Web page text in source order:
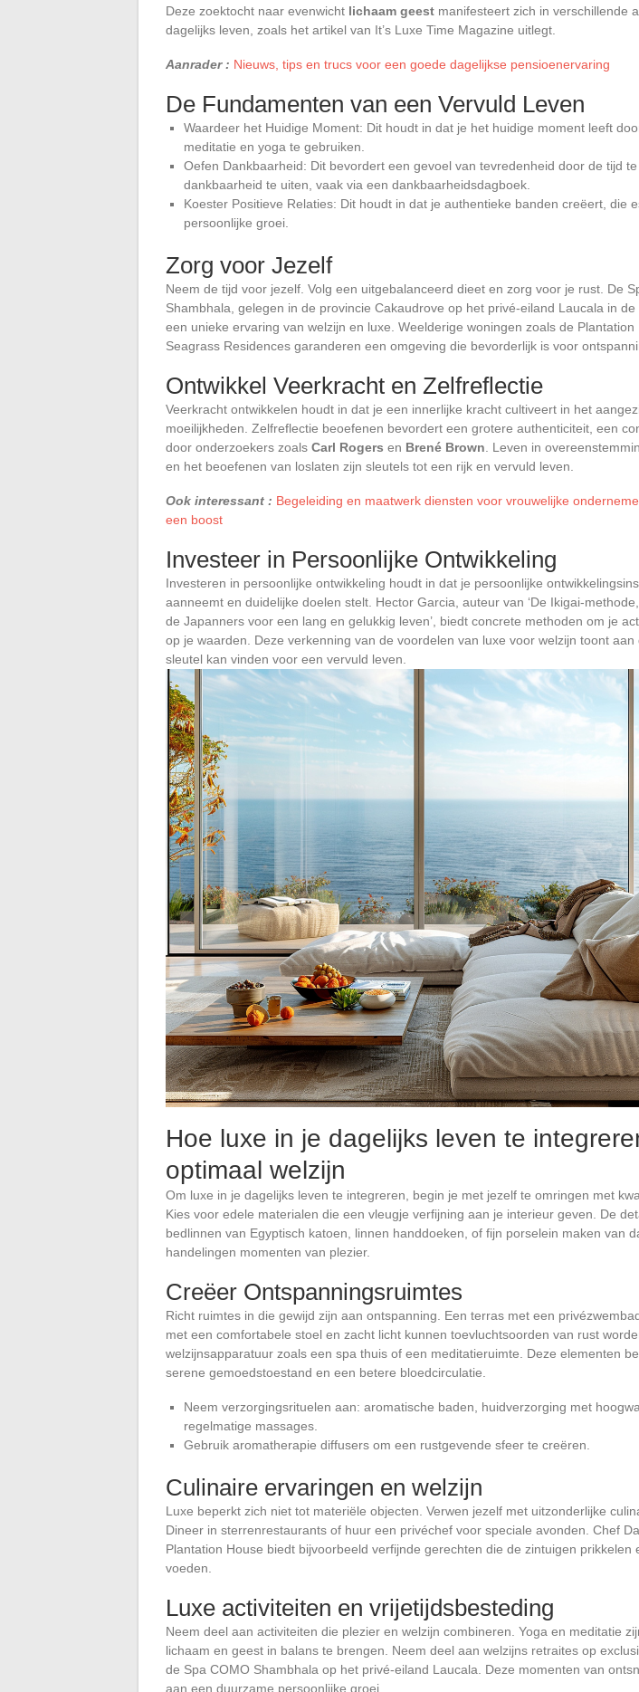
Deze zoektocht naar evenwicht lichaam geest manifesteert zich in verschillende
dagelijks leven, zoals het artikel van It’s Luxe Time Magazine uitlegt.
Aanrader : Nieuws, tips en trucs voor een goede dagelijkse pensioenervaring
De Fundamenten van een Vervuld Leven
Waardeer het Huidige Moment: Dit houdt in dat je het huidige moment leeft
meditatie en yoga te gebruiken.
Oefen Dankbaarheid: Dit bevordert een gevoel van tevredenheid door de tijd
dankbaarheid te uiten, vaak via een dankbaarheidsdagboek.
Koester Positieve Relaties: Dit houdt in dat je authentieke banden creëert, die
persoonlijke groei.
Zorg voor Jezelf
Neem de tijd voor jezelf. Volg een uitgebalanceerd dieet en zorg voor je rust. De
Shambhala, gelegen in de provincie Cakaudrove op het privé-eiland Laucala in
een unieke ervaring van welzijn en luxe. Weelderige woningen zoals de Plantation
Seagrass Residences garanderen een omgeving die bevorderlijk is voor
Ontwikkel Veerkracht en Zelfreflectie
Veerkracht ontwikkelen houdt in dat je een innerlijke kracht cultiveert in het
moeilijkheden. Zelfreflectie beoefenen bevordert een grotere authenticiteit, een
door onderzoekers zoals Carl Rogers en Brené Brown . Leven in
en het beoefenen van loslaten zijn sleutels tot een rijk en vervuld leven.
Ook interessant : Begeleiding en maatwerk diensten voor vrouwelijke
een boost
Investeer in Persoonlijke Ontwikkeling
Investeren in persoonlijke ontwikkeling houdt in dat je persoonlijke
aanneemt en duidelijke doelen stelt. Hector Garcia, auteur van ‘De Ikigai-
de Japanners voor een lang en gelukkig leven’, biedt concrete methoden om je
op je waarden. Deze verkenning van de voordelen van luxe voor welzijn toont aan
sleutel kan vinden voor een vervuld leven.
Hoe luxe in je dagelijks leven te
optimaal welzijn
Om luxe in je dagelijks leven te integreren, begin je met jezelf te omringen met
Kies voor edele materialen die een vleugje verfijning aan je interieur geven. De
bedlinnen van Egyptisch katoen, linnen handdoeken, of fijn porselein maken van
handelingen momenten van plezier.
Creëer Ontspanningsruimtes
Richt ruimtes in die gewijd zijn aan ontspanning. Een terras met een
met een comfortabele stoel en zacht licht kunnen toevluchtsoorden van rust
welzijnsapparatuur zoals een spa thuis of een meditatieruimte. Deze elementen
serene gemoedstoestand en een betere bloedcirculatie.
Neem verzorgingsrituelen aan: aromatische baden, huidverzorging met
regelmatige massages.
Gebruik aromatherapie diffusers om een rustgevende sfeer te creëren.
Culinaire ervaringen en welzijn
Luxe beperkt zich niet tot materiële objecten. Verwen jezelf met uitzonderlijke
Dineer in sterrenrestaurants of huur een privéchef voor speciale avonden. Chef
Plantation House biedt bijvoorbeeld verfijnde gerechten die de zintuigen prikkelen
voeden.
Luxe activiteiten en vrijetijdsbesteding
Neem deel aan activiteiten die plezier en welzijn combineren. Yoga en meditatie
lichaam en geest in balans te brengen. Neem deel aan welzijns retraites op
de Spa COMO Shambhala op het privé-eiland Laucala. Deze momenten van
aan een duurzame persoonlijke groei.